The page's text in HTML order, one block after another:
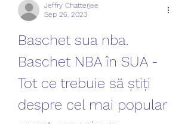
Jeffry Chatterjee
Sep 26, 2023
Baschet sua nba.
Baschet NBA în SUA -
Tot ce trebuie să știți
despre cel mai popular